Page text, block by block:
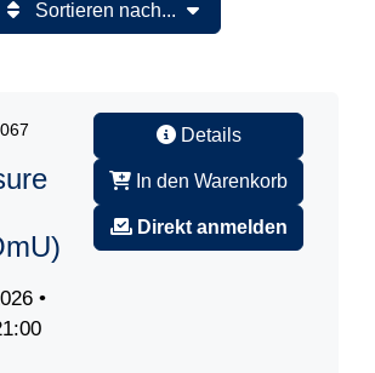
Sortieren nach...
•
Details
In den Warenkorb
Direkt anmelden